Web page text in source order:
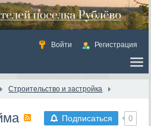
Войти Регистрация
Строительство и застройка
Подписаться 0